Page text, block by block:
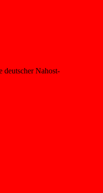
deutscher Nahost-